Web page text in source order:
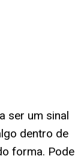
ser um sinal
dentro de
forma. Pode